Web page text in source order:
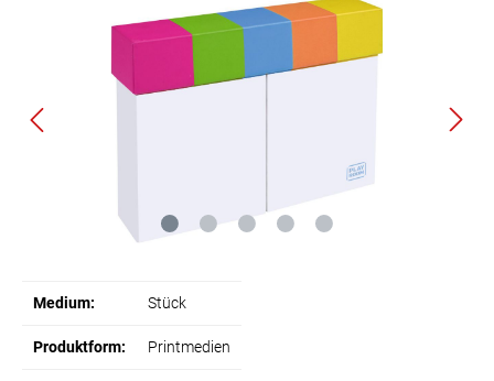
Medium: Stück
Produktform: Printmedien